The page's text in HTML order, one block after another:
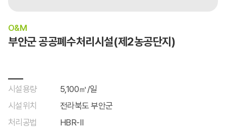
O&M
부안군 공공폐수처리시설(제2농공단지)
시설용량
5,100㎥/일
시설위치
전라북도 부안군
처리공법
HBR-Ⅱ